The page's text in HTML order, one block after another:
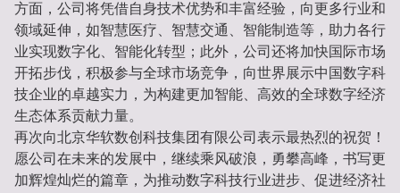
方面，公司将凭借自身技术优势和丰富经验，向更多行业和
领域延伸，如智慧医疗、智慧交通、智能制造等，助力各行
业实现数字化、智能化转型；此外，公司还将加快国际市场
开拓步伐，积极参与全球市场竞争，向世界展示中国数字科
技企业的卓越实力，为构建更加智能、高效的全球数字经济
生态体系贡献力量。
再次向北京华软数创科技集团有限公司表示最热烈的祝贺！
愿公司在未来的发展中，继续乘风破浪，勇攀高峰，书写更
加辉煌灿烂的篇章，为推动数字科技行业进步、促进经济社